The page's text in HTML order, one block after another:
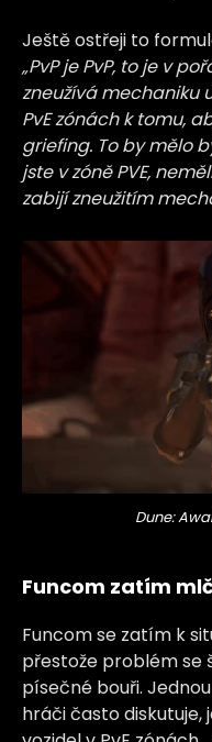
Ještě ostřeji to
„PvP je PvP, to je v
zneužívá mechaniku
PvE zónách k tomu,
griefing. To by mělo
jste v zóně PVE,
zabijí zneužitím
Dune:
Funcom zatím
Funcom se zatím k
přestože problém se
písečné bouři.
hráči často diskutuje,